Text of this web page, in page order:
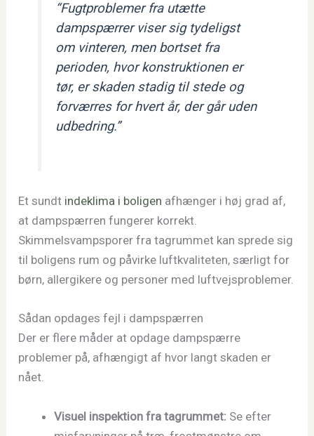
“Fugtproblemer fra utætte
dampspærrer viser sig tydeligst
om vinteren, men bortset fra
perioden, hvor konstruktionen er
tør, er skaden stadig til stede og
forværres for hvert år, der går uden
udbedring.”
Et sundt indeklima i boligen afhænger i høj grad af,
at dampspærren fungerer korrekt.
Skimmelsvampsporer fra tagrummet kan sprede sig
til boligens rum og påvirke luftkvaliteten, særligt for
børn, allergikere og personer med luftvejsproblemer.
Sådan opdages fejl i dampspærren
Der er flere måder at opdage dampspærre
problemer på, afhængigt af hvor langt skaden er
nået.
Visuel inspektion fra tagrummet: Se efter